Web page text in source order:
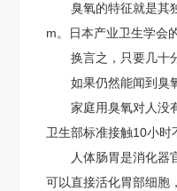
臭氧的特征就是其独
m。日本产业卫生学会
换言之，只要几十分
如果仍然能闻到臭氧
家庭用臭氧对人没有
卫生部标准接触10小时
人体肠胃是消化器官
可以直接活化胃部细胞